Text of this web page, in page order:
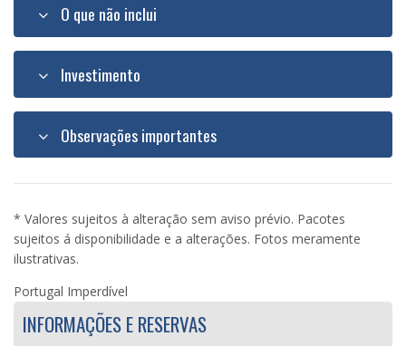
O que não inclui
Investimento
Observações importantes
* Valores sujeitos à alteração sem aviso prévio. Pacotes
sujeitos á disponibilidade e a alterações. Fotos meramente
ilustrativas.
Portugal Imperdível
INFORMAÇÕES E RESERVAS